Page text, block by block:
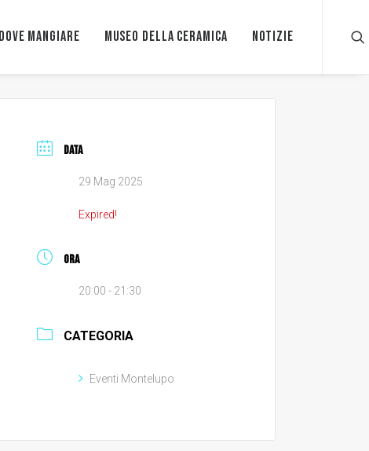
Dove mangiare Museo della ceramica Notizie
DATA
29 Mag 2025
Expired!
ORA
20:00 - 21:30
CATEGORIA
Eventi Montelupo